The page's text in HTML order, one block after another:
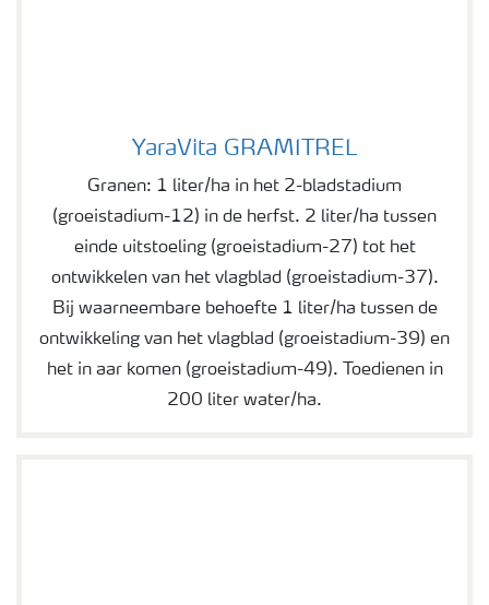
YaraVita GRAMITREL
Granen: 1 liter/ha in het 2-bladstadium
(groeistadium-12) in de herfst. 2 liter/ha tussen
einde uitstoeling (groeistadium-27) tot het
ontwikkelen van het vlagblad (groeistadium-37).
Bij waarneembare behoefte 1 liter/ha tussen de
ontwikkeling van het vlagblad (groeistadium-39) en
het in aar komen (groeistadium-49). Toedienen in
200 liter water/ha.